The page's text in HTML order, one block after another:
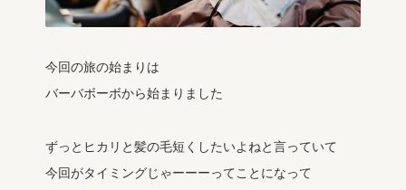
今回の旅の始まりは
バーバボーボから始まりました
ずっとヒカリと髪の毛短くしたいよねと言っていて
今回がタイミングじゃーーーってことになって